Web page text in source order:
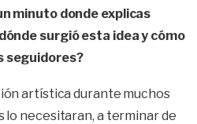
minuto donde explicas
surgió esta idea y cómo
seguidores?
artística durante muchos
lo necesitaran, a terminar de